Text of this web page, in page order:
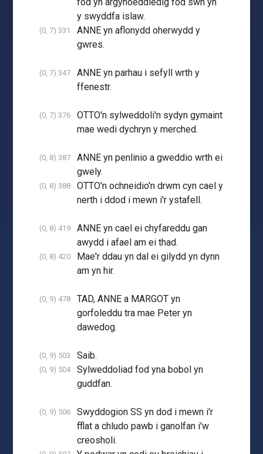
y swyddfa islaw.
(0, 7) 331
ANNE yn aflonydd oherwydd y
gwres.
(0, 7) 347
ANNE yn parhau i sefyll wrth y
ffenestr.
(0, 7) 376
OTTO'n sylweddoli'n sydyn gymaint
mae wedi dychryn y merched.
(0, 8) 387
ANNE yn penlinio a gweddio wrth ei
gwely.
(0, 8) 388
OTTO'n ochneidio'n drwm cyn cael y
nerth i ddod i mewn i'r ystafell.
(0, 8) 419
ANNE yn cael ei chyfareddu gan
awydd i afael am ei thad.
(0, 8) 420
Mae'r ddau yn dal ei gilydd yn dynn
am yn hir.
(0, 9) 478
TAD, ANNE a MARGOT yn
gorfoleddu tra mae Peter yn
dawedog.
(0, 9) 503 Saib.
(0, 9) 504
Sylweddoliad fod yna bobol yn
guddfan.
(0, 9) 506
Swyddogion SS yn dod i mewn i'r
fflat a chludo pawb i ganolfan i'w
creosholi.